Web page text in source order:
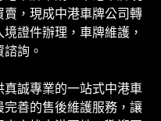
，現成中港車牌公司轉
證件辦理，車牌維護，
詢。
誠專業的一站式中港車
善的售後維護服務，讓